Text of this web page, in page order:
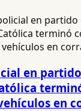
en
en